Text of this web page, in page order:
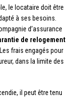
le locataire doit être
à ses besoins.
d’assurance
de relogement
frais engagés pour
dans la limite des
il peut être tenu